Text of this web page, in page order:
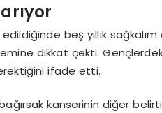
beş yıllık sağkalım
dikkat çekti.
ifade etti.
kanserinin diğer